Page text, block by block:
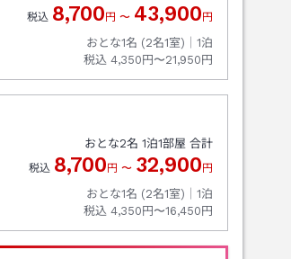
税込 8,700 円 〜 43,900 円
おとな1名 (2名1室)｜ 1泊
税込 4,350円〜21,950円
おとな2名 1泊1部屋 合計
税込 8,700 円 〜 32,900 円
おとな1名 (2名1室)｜ 1泊
税込 4,350円〜16,450円